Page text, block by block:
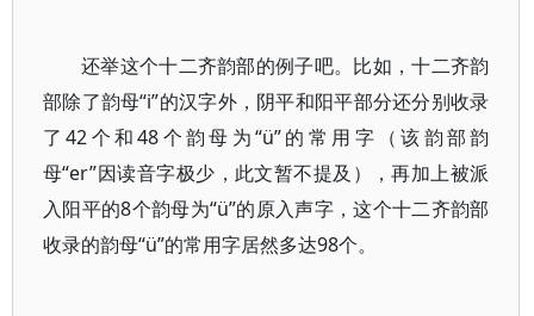
还举这个十二齐韵部的例子吧。比如，十二齐韵
部除了韵母“i”的汉字外，阴平和阳平部分还分别收录
了42个和48个韵母为“ü”的常用字（该韵部韵
母“er”因读音字极少，此文暂不提及），再加上被派
入阳平的8个韵母为“ü”的原入声字，这个十二齐韵部
收录的韵母“ü”的常用字居然多达98个。